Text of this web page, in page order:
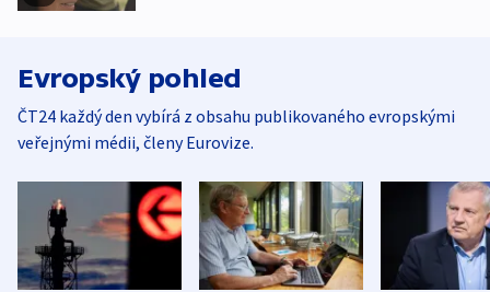
Evropský pohled
ČT24 každý den vybírá z obsahu publikovaného evropskými
veřejnými médii, členy Eurovize.